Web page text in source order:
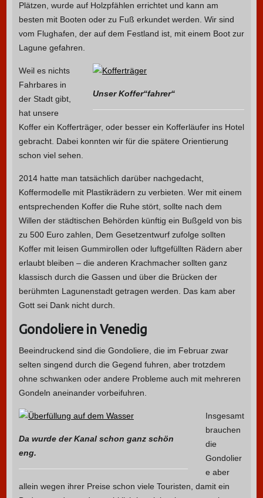
Plätzen, wurde auf Holzpfählen errichtet und kann am
besten mit Booten oder zu Fuß erkundet werden. Wir sind
vom Flughafen, der auf dem Festland ist, mit einem Boot zur
Lagune gefahren.
Unser Koffer“fahrer“
Weil es nichts
Fahrbares in
der Stadt gibt,
hat unsere
Koffer ein Kofferträger, oder besser ein Kofferläufer ins Hotel
gebracht. Dabei konnten wir für die spätere Orientierung
schon viel sehen.
2014 hatte man tatsächlich darüber nachgedacht,
Koffermodelle mit Plastikrädern zu verbieten. Wer mit einem
entsprechenden Koffer die Ruhe stört, sollte nach dem
Willen der städtischen Behörden künftig ein Bußgeld von bis
zu 500 Euro zahlen, Dem Gesetzentwurf zufolge sollten
Koffer mit leisen Gummirollen oder luftgefüllten Rädern aber
erlaubt bleiben – die anderen Krachmacher sollten ganz
klassisch durch die Gassen und über die Brücken der
berühmten Lagunenstadt getragen werden. Das kam aber
Gott sei Dank nicht durch.
Gondoliere in Venedig
Beeindruckend sind die Gondoliere, die im Februar zwar
selten singend durch die Gegend fuhren, aber trotzdem
ohne schwanken oder andere Probleme auch mit mehreren
Gondeln aneinander vorbeifuhren.
Da wurde der Kanal schon ganz schön
eng.
Insgesamt
brauchen
die
Gondolier
e aber
allein wegen ihrer Preise schon viele Touristen, damit ein